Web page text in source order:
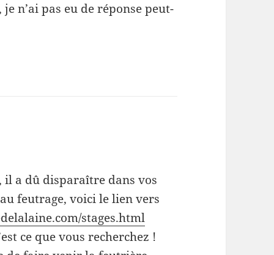
n’ai pas eu de réponse peut-
il a dû disparaître dans vos
feutrage, voici le lien vers
stages.html
ce que vous recherchez !